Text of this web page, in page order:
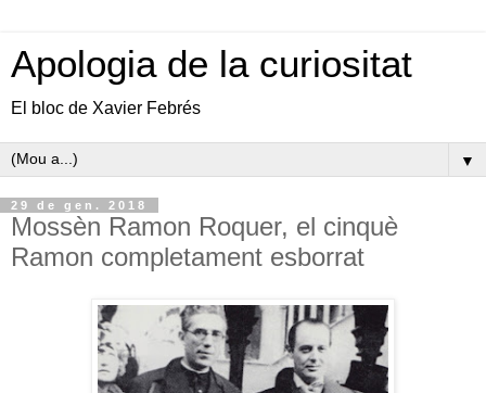
Apologia de la curiositat
El bloc de Xavier Febrés
▼
29 de gen. 2018
Mossèn Ramon Roquer, el cinquè
Ramon completament esborrat